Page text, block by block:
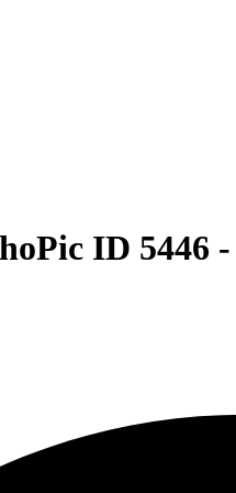
ID 5446 -